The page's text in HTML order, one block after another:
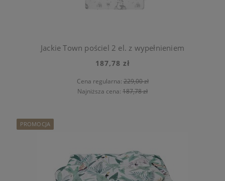
Jackie Town pościel 2 el. z wypełnieniem
187,78 zł
Cena regularna:229,00 zł
Najniższa cena: 187,78 zł
PROMOCJA